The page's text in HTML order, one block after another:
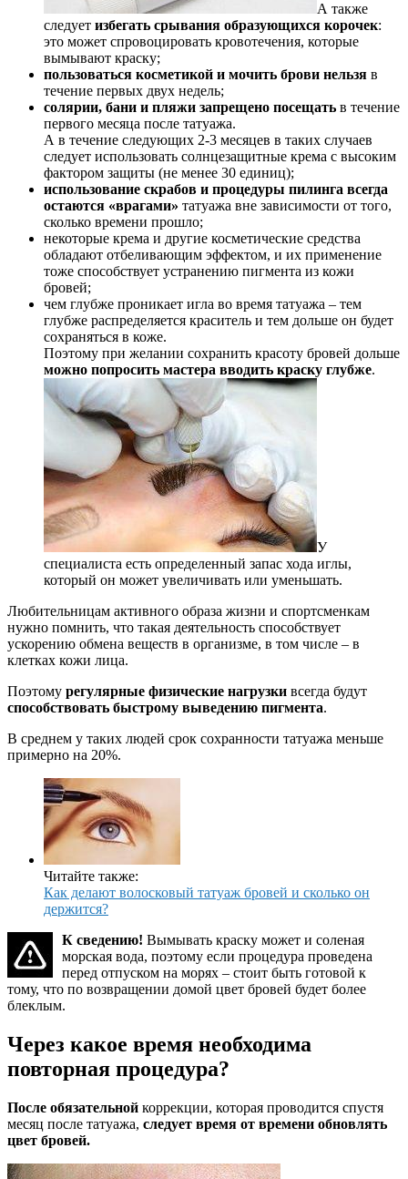
А также
следует избегать срывания образующихся корочек:
это может спровоцировать кровотечения, которые
вымывают краску;
пользоваться косметикой и мочить брови нельзя в
течение первых двух недель;
солярии, бани и пляжи запрещено посещать в течение
первого месяца после татуажа.
А в течение следующих 2-3 месяцев в таких случаев
следует использовать солнцезащитные крема с высоким
фактором защиты (не менее 30 единиц);
использование скрабов и процедуры пилинга всегда
остаются «врагами» татуажа вне зависимости от того,
сколько времени прошло;
некоторые крема и другие косметические средства
обладают отбеливающим эффектом, и их применение
тоже способствует устранению пигмента из кожи
бровей;
чем глубже проникает игла во время татуажа – тем
глубже распределяется краситель и тем дольше он будет
сохраняться в коже.
Поэтому при желании сохранить красоту бровей дольше
можно попросить мастера вводить краску глубже.
У
специалиста есть определенный запас хода иглы,
который он может увеличивать или уменьшать.
Любительницам активного образа жизни и спортсменкам
нужно помнить, что такая деятельность способствует
ускорению обмена веществ в организме, в том числе – в
клетках кожи лица.
Поэтому регулярные физические нагрузки всегда будут
способствовать быстрому выведению пигмента.
В среднем у таких людей срок сохранности татуажа меньше
примерно на 20%.
Читайте также:
Как делают волосковый татуаж бровей и сколько он
держится?
К сведению! Вымывать краску может и соленая
морская вода, поэтому если процедура проведена
перед отпуском на морях – стоит быть готовой к
тому, что по возвращении домой цвет бровей будет более
блеклым.
Через какое время необходима
повторная процедура?
После обязательной коррекции, которая проводится спустя
месяц после татуажа, следует время от времени обновлять
цвет бровей.